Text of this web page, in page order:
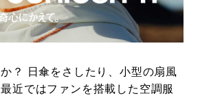
？ 日傘をさしたり、小型の扇風
近ではファンを搭載した空調服